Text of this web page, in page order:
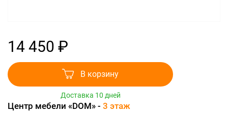
14 450 ₽
В корзину
Доставка 10 дней
Центр мебели «DOM» - 3 этаж